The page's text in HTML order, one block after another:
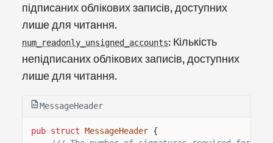
підписаних облікових записів, доступних
лише для читання.
num_readonly_unsigned_accounts: Кількість
непідписаних облікових записів, доступних
лише для читання.
MessageHeader
pub struct MessageHeader {